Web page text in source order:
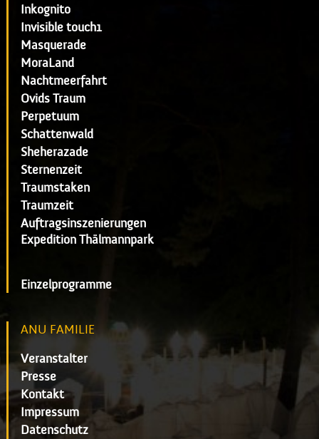
Inkognito
Invisible touch1
Masquerade
MoraLand
Nachtmeerfahrt
Ovids Traum
Perpetuum
Schattenwald
Sheherazade
Sternenzeit
Traumstaken
Traumzeit
Auftragsinszenierungen
Expedition Thälmannpark
Einzelprogramme
ANU FAMILIE
Veranstalter
Presse
Kontakt
Impressum
Datenschutz